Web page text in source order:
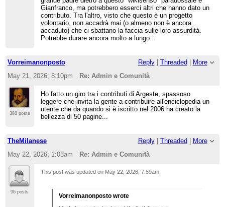
Gianfranco, ma potrebbero esserci altri che hanno dato un
contributo. Tra l'altro, visto che questo è un progetto
volontario, non accadrà mai (o almeno non è ancora
accaduto) che ci sbattano la faccia sulle loro assurdità.
Potrebbe durare ancora molto a lungo...
Vorreimanonposto Reply| Threaded
More
May 21, 2026; 8:10pm
Re: Admin e Comunità
388 posts
Ho fatto un giro tra i contributi di Argeste, spassoso
leggere che invita la gente a contribuire all'enciclopedia un
utente che da quando si è iscritto nel 2006 ha creato la
bellezza di 50 pagine...
TheMilanese Reply| Threaded
More
May 22, 2026; 1:03am
Re: Admin e Comunità
96 posts
This post was updated on May 22, 2026; 7:59am
Vorreimanonposto wrote